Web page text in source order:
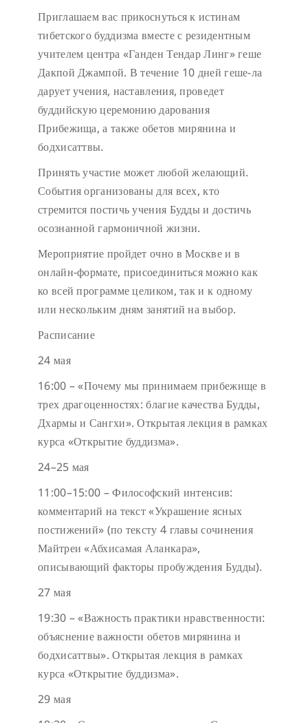
Приглашаем вас прикоснуться к истинам
тибетского буддизма вместе с резидентным
учителем центра «Ганден Тендар Линг» геше
Дакпой Джампой. В течение 10 дней геше-ла
дарует учения, наставления, проведет
буддийскую церемонию дарования
Прибежища, а также обетов мирянина и
бодхисаттвы.
Принять участие может любой желающий.
События организованы для всех, кто
стремится постичь учения Будды и достичь
осознанной гармоничной жизни.
Мероприятие пройдет очно в Москве и в
онлайн-формате, присоединиться можно как
ко всей программе целиком, так и к одному
или нескольким дням занятий на выбор.
Расписание
24 мая
16:00 – «Почему мы принимаем прибежище в
трех драгоценностях: благие качества Будды,
Дхармы и Сангхи». Открытая лекция в рамках
курса «Открытие буддизма».
24–25 мая
11:00–15:00 – Философский интенсив:
комментарий на текст «Украшение ясных
постижений» (по тексту 4 главы сочинения
Майтреи «Абхисамая Аланкара»,
описывающий факторы пробуждения Будды).
27 мая
19:30 – «Важность практики нравственности:
объяснение важности обетов мирянина и
бодхисаттвы». Открытая лекция в рамках
курса «Открытие буддизма».
29 мая